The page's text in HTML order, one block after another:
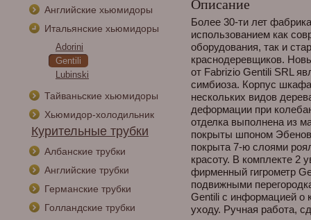
Английские хьюмидоры
Итальянские хьюмидоры
Adorini
Gentili
Lubinski
Тайваньские хьюмидоры
Хьюмидор-холодильник
Курительные трубки
Албанские трубки
Английские трубки
Германские трубки
Голландские трубки
Описание
Более 30-ти лет
использованием как
оборудования, так и
краснодеревщиков.
от Fabrizio Gentili SRL
симбиоза. Корпус
нескольких видов
деформации при
отделка выполнена из
покрыты шпоном
покрыта 7-ю слоями
красоту. В комплекте 2
фирменный гигрометр
подвижными
Gentili с информацией о
уходу. Ручная работа,